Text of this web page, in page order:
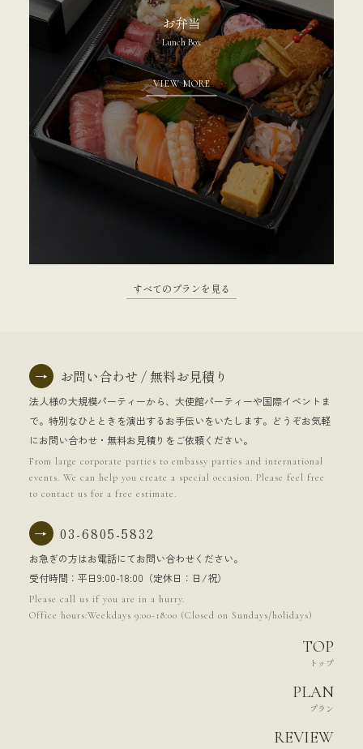
お弁当
Lunch Box
VIEW MORE
すべてのプランを見る
→ お問い合わせ / 無料お見積り
法人様の大規模パーティーから、大使館パーティーや国際イベントま
で。特別なひとときを演出するお手伝いをいたします。どうぞお気軽
にお問い合わせ・無料お見積りをご依頼ください。
From large corporate parties to embassy parties and international
events. We can help you create a special occasion. Please feel free
to contact us for a free estimate.
→ 03-6805-5832
お急ぎの方はお電話にてお問い合わせください。
受付時間：平日9:00-18:00（定休日：日/祝）
Please call us if you are in a hurry.
Office hours:Weekdays 9:00-18:00 (Closed on Sundays/holidays)
TOP
トップ
PLAN
プラン
REVIEW